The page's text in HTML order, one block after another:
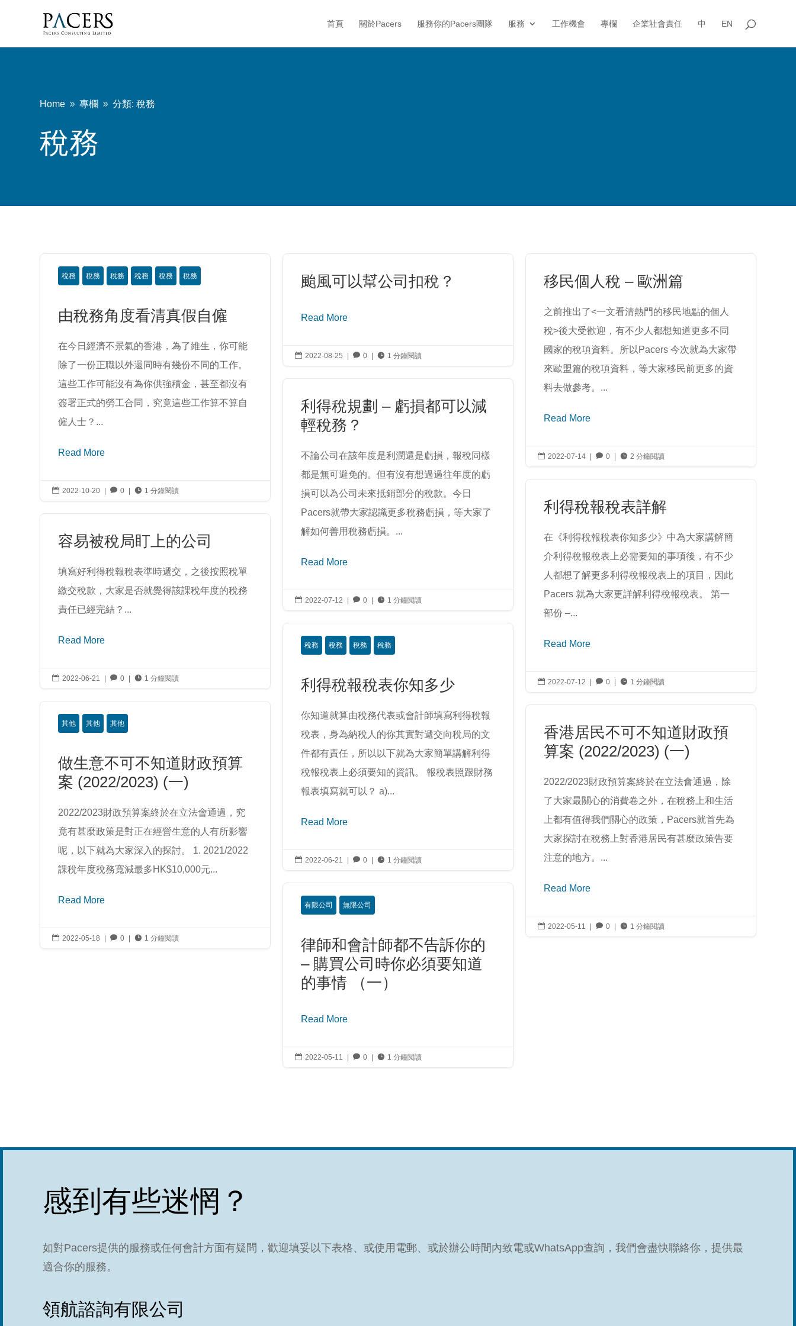
首頁 關於Pacers 服務你的Pacers團隊 服務 工作機會 專欄 企業社會責任 中 EN
Home 9 專欄 9 分類: 稅務
稅務
稅務 稅務 稅務 稅務 稅務 稅務
由稅務角度看清真假自僱
在今日經濟不景氣的香港，為了維生，你可能
除了一份正職以外還同時有幾份不同的工作。
這些工作可能沒有為你供強積金，甚至都沒有
簽署正式的勞工合同，究竟這些工作算不算自
僱人士？...
Read More
 2022-10-20  0  1 分鐘閱讀
颱風可以幫公司扣稅？
Read More
 2022-08-25  0  1 分鐘閱讀
移民個人稅 – 歐洲篇
之前推出了<一文看清熱門的移民地點的個人
稅>後大受歡迎，有不少人都想知道更多不同
國家的稅項資料。所以Pacers 今次就為大家帶
來歐盟篇的稅項資料，等大家移民前更多的資
料去做參考。...
Read More
 2022-07-14  0  2 分鐘閱讀
利得稅規劃 – 虧損都可以減
輕稅務？
不論公司在該年度是利潤還是虧損，報稅同樣
都是無可避免的。但有沒有想過過往年度的虧
損可以為公司未來抵銷部分的稅款。今日
Pacers就帶大家認識更多稅務虧損，等大家了
解如何善用稅務虧損。...
Read More
 2022-07-12  0  1 分鐘閱讀
利得稅報稅表詳解
在《利得稅報稅表你知多少》中為大家講解簡
介利得稅報稅表上必需要知的事項後，有不少
人都想了解更多利得稅報稅表上的項目，因此
Pacers 就為大家更詳解利得稅報稅表。 第一
部份 –...
Read More
 2022-07-12  0  1 分鐘閱讀
容易被稅局盯上的公司
填寫好利得稅報稅表準時遞交，之後按照稅單
繳交稅款，大家是否就覺得該課稅年度的稅務
責任已經完結？...
Read More
 2022-06-21  0  1 分鐘閱讀
稅務 稅務 稅務 稅務
利得稅報稅表你知多少
你知道就算由稅務代表或會計師填寫利得稅報
稅表，身為納稅人的你其實對遞交向稅局的文
件都有責任，所以以下就為大家簡單講解利得
稅報稅表上必須要知的資訊。 報稅表照跟財務
報表填寫就可以？ a)...
Read More
 2022-06-21  0  1 分鐘閱讀
其他 其他 其他
做生意不可不知道財政預算
案 (2022/2023) (一)
2022/2023財政預算案終於在立法會通過，究
竟有甚麼政策是對正在經營生意的人有所影響
呢，以下就為大家深入的探討。 1. 2021/2022
課稅年度稅務寬減最多HK$10,000元...
Read More
 2022-05-18  0  1 分鐘閱讀
香港居民不可不知道財政預
算案 (2022/2023) (一)
2022/2023財政預算案終於在立法會通過，除
了大家最關心的消費卷之外，在稅務上和生活
上都有值得我們關心的政策，Pacers就首先為
大家探討在稅務上對香港居民有甚麼政策告要
注意的地方。...
Read More
 2022-05-11  0  1 分鐘閱讀
有限公司 無限公司
律師和會計師都不告訴你的
– 購買公司時你必須要知道
的事情 （一）
Read More
 2022-05-11  0  1 分鐘閱讀
感到有些迷惘？
如對Pacers提供的服務或任何會計方面有疑問，歡迎填妥以下表格、或使用電郵、或於辦公時間內致電或WhatsApp查詢，我們會盡快聯絡你，提供最
適合你的服務。
領航諮詢有限公司